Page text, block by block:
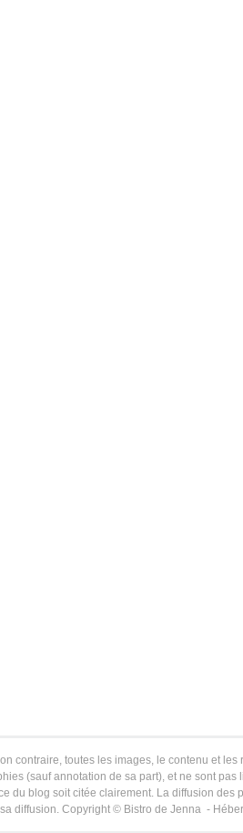
contraire, toutes les images, le contenu et
(sauf annotation de sa part), et ne sont
du blog soit citée clairement. La diffusion des
diffusion. Copyright © Bistro de Jenna -